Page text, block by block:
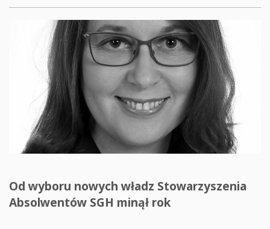
Od wyboru nowych władz Stowarzyszenia
Absolwentów SGH minął rok